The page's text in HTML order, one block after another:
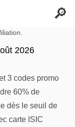
2026
3 codes promo
60% de
dès le seuil de
carte ISIC